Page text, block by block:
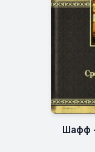
Шафф -